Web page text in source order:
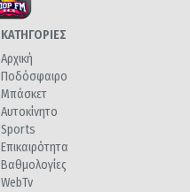
ΚΑΤΗΓΟΡΙΕΣ
Αρχική
Ποδόσφαιρο
Μπάσκετ
Αυτοκίνητο
Sports
Επικαιρότητα
Βαθμολογίες
WebTv